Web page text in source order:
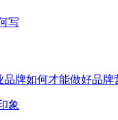
写
牌如何才能做好品牌
象